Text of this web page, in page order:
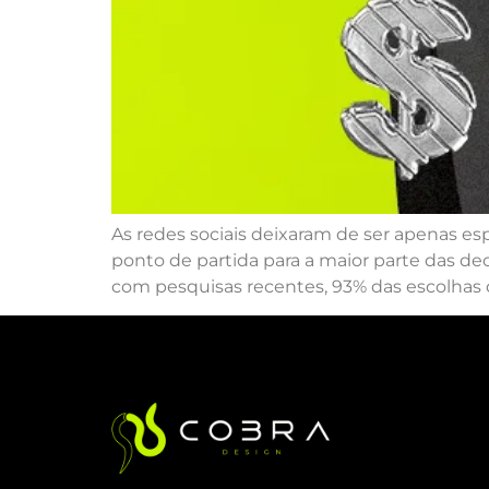
As redes sociais deixaram de ser apenas
ponto de partida para a maior parte das
com pesquisas recentes, 93% das